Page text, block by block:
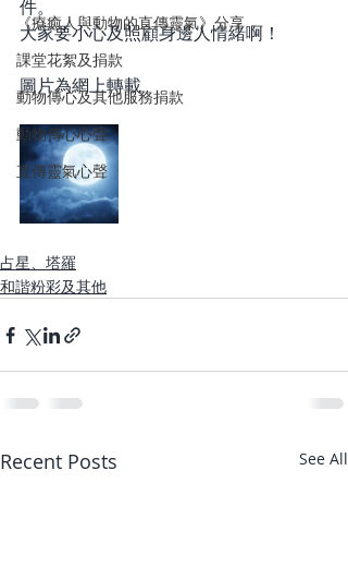
《療癒人與動物的直傳靈氣》分享
課堂花絮及捐款
動物傳心及其他服務捐款
動物傳心心聲
直傳靈氣心聲
件。
大家要小心及照顧身邊人情緒啊！
圖片為網上轉載
占星、塔羅
和諧粉彩及其他
Recent Posts See All